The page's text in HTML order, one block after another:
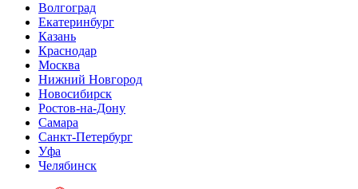
Волгоград
Екатеринбург
Казань
Краснодар
Москва
Нижний Новгород
Новосибирск
Ростов-на-Дону
Самара
Санкт-Петербург
Уфа
Челябинск